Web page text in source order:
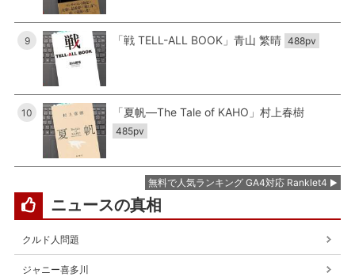
9 「戦 TELL-ALL BOOK」青山 繁晴 488pv
10 「夏帆―The Tale of KAHO」村上春樹
485pv
無料で人気ランキング GA4対応 Ranklet4
ニュースの真相
クルド人問題
ジャニー喜多川